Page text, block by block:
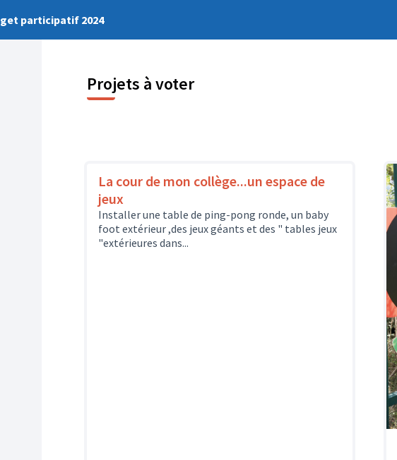
participatif 2024
Projets à voter
La cour de mon collège...un espace de
jeux
Installer une table de ping-pong ronde, un baby
foot extérieur ,des jeux géants et des " tables jeux
"extérieures dans...